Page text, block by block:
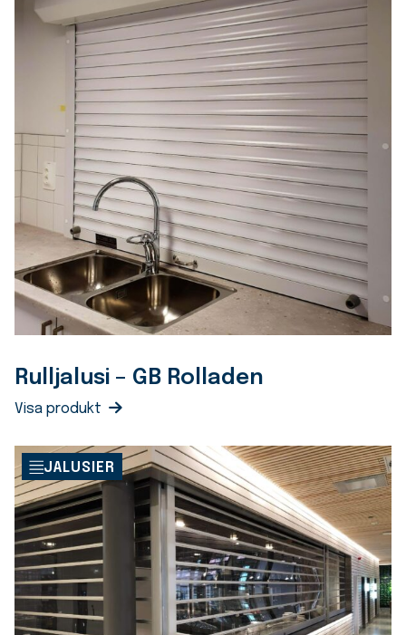
Rulljalusi – GB Rolladen
Visa produkt
JALUSIER